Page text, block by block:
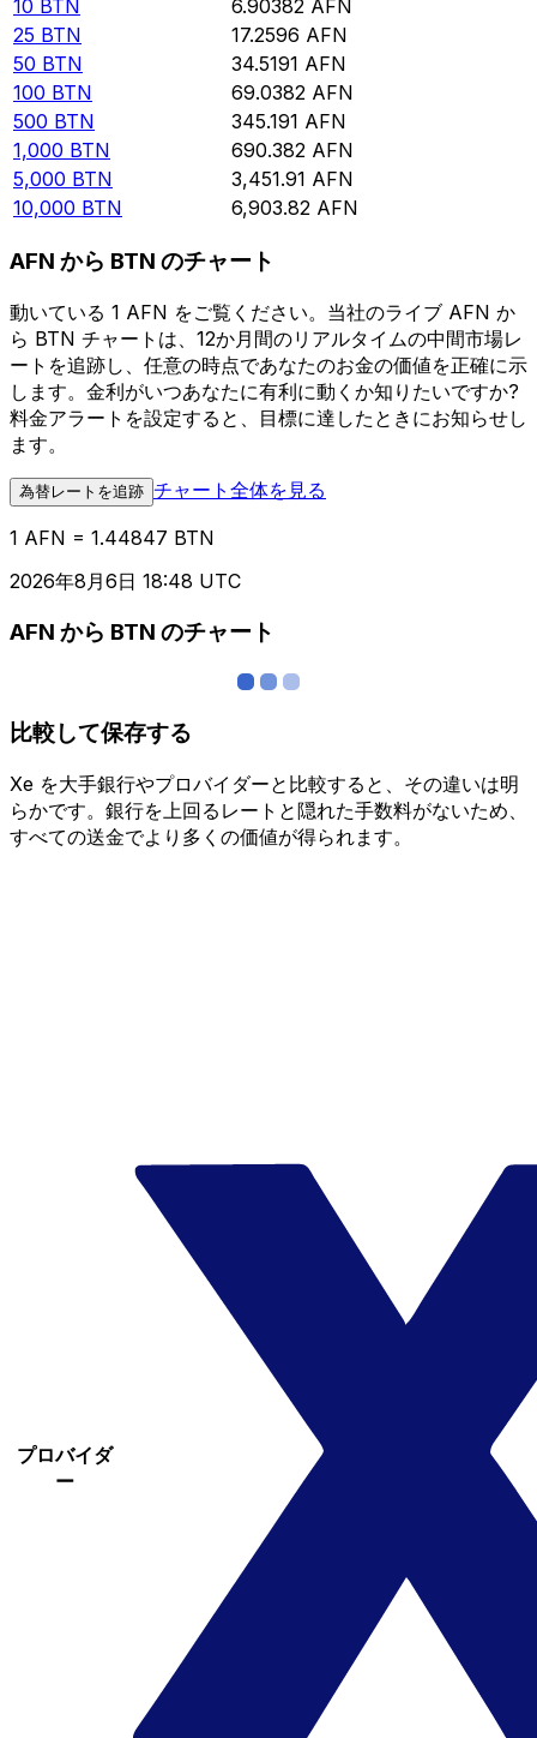
10 BTN 6.90382 AFN
25 BTN 17.2596 AFN
50 BTN 34.5191 AFN
100 BTN 69.0382 AFN
500 BTN 345.191 AFN
1,000 BTN 690.382 AFN
5,000 BTN 3,451.91 AFN
10,000 BTN 6,903.82 AFN
AFN から BTN のチャート
動いている 1 AFN をご覧ください。当社のライブ AFN か
ら BTN チャートは、12か月間のリアルタイムの中間市場レ
ートを追跡し、任意の時点であなたのお金の価値を正確に示
します。金利がいつあなたに有利に動くか知りたいですか?
料金アラートを設定すると、目標に達したときにお知らせし
ます。
為替レートを追跡 チャート全体を見る
1 AFN = 1.44847 BTN
2026年8月6日 18:48 UTC
AFN から BTN のチャート
比較して保存する
Xe を大手銀行やプロバイダーと比較すると、その違いは明
らかです。銀行を上回るレートと隠れた手数料がないため、
すべての送金でより多くの価値が得られます。
プロバイダ
ー